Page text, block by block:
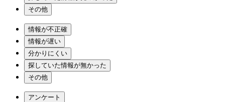
その他
情報が不正確
情報が遅い
分かりにくい
探していた情報が無かった
その他
アンケート